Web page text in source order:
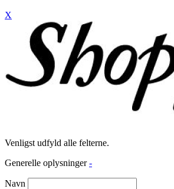
X
Venligst udfyld alle felterne.
Generelle oplysninger -
Navn